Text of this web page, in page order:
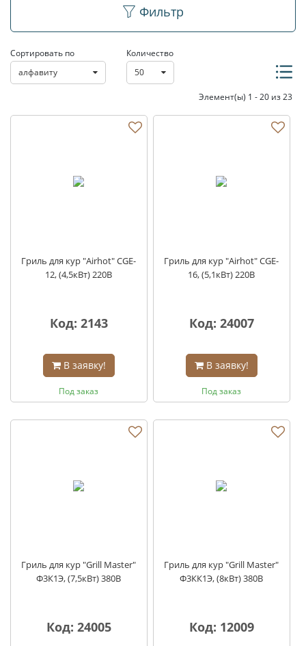
Грили для кур
Фильтр
Сортировать по
алфавиту
Количество
50
Элемент(ы) 1 - 20 из 23
Гриль для кур "Airhot" CGE-
12, (4,5кВт) 220В
Код: 2143
В заявку!
Под заказ
Гриль для кур "Airhot" CGE-
16, (5,1кВт) 220В
Код: 24007
В заявку!
Под заказ
Гриль для кур "Grill Master"
Ф3К1Э, (7,5кВт) 380В
Код: 24005
Гриль для кур "Grill Master"
Ф3КК1Э, (8кВт) 380В
Код: 12009